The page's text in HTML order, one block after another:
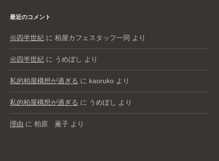
最近のコメント
㊗️四半世紀 に 柏屋カフェスタッフ一同 より
㊗️四半世紀 に うめぼし より
私的柏屋構想が過ぎる に kaoruko より
私的柏屋構想が過ぎる に うめぼし より
理由 に 柏原 薫子 より